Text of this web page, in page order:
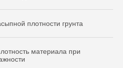
плотности грунта
материала при